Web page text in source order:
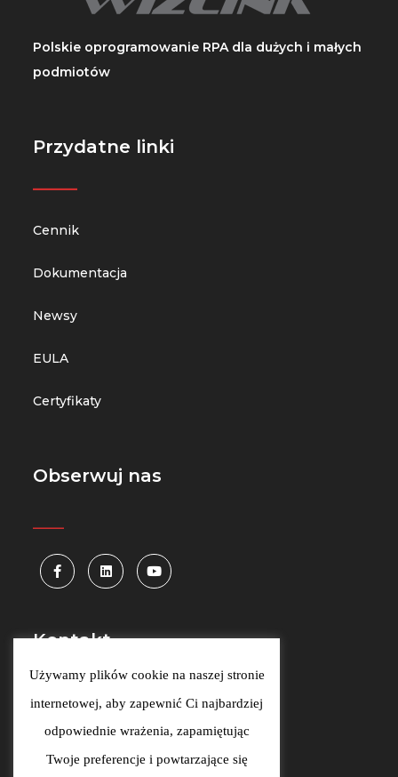
Polskie oprogramowanie RPA dla dużych i małych
podmiotów
Przydatne linki
_____
Cennik
Dokumentacja
Newsy
EULA
Certyfikaty
Obserwuj nas
_____
Kontakt
kontakt@wizlink.eu
00
Używamy plików cookie na naszej stronie
internetowej, aby zapewnić Ci najbardziej
odpowiednie wrażenia, zapamiętując
Twoje preferencje i powtarzające się